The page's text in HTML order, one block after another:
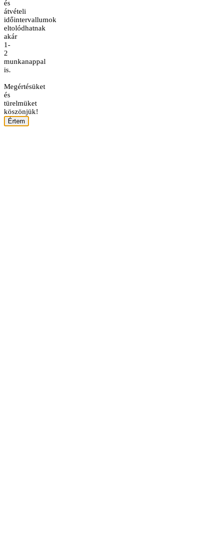
és
átvételi
időintervallumok
eltolódhatnak
akár
1-
2
munkanappal
is.
Megértésüket
és
türelmüket
köszönjük!
Értem